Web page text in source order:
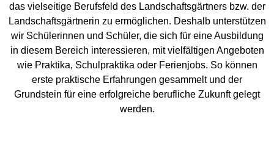
das vielseitige Berufsfeld des Landschaftsgärtners bzw. der
Landschaftsgärtnerin zu ermöglichen. Deshalb unterstützen
wir Schülerinnen und Schüler, die sich für eine Ausbildung
in diesem Bereich interessieren, mit vielfältigen Angeboten
wie Praktika, Schulpraktika oder Ferienjobs. So können
erste praktische Erfahrungen gesammelt und der
Grundstein für eine erfolgreiche berufliche Zukunft gelegt
werden.